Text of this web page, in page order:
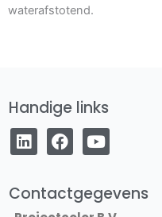
waterafstotend.
Handige links
L
i
n
e
F
a
c
b
o
Y
o
u
u
b
Contactgegevens